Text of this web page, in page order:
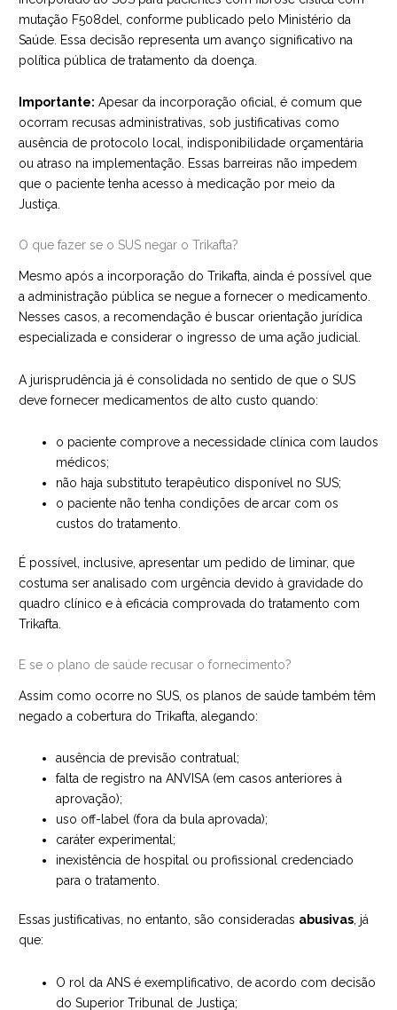
mutação F508del, conforme publicado pelo Ministério da
Saúde. Essa decisão representa um avanço significativo na
política pública de tratamento da doença.
Importante: Apesar da incorporação oficial, é comum que
ocorram recusas administrativas, sob justificativas como
ausência de protocolo local, indisponibilidade orçamentária
ou atraso na implementação. Essas barreiras não impedem
que o paciente tenha acesso à medicação por meio da
Justiça.
O que fazer se o SUS negar o Trikafta?
Mesmo após a incorporação do Trikafta, ainda é possível que
a administração pública se negue a fornecer o medicamento.
Nesses casos, a recomendação é buscar orientação jurídica
especializada e considerar o ingresso de uma ação judicial.
A jurisprudência já é consolidada no sentido de que o SUS
deve fornecer medicamentos de alto custo quando:
o paciente comprove a necessidade clínica com laudos
médicos;
não haja substituto terapêutico disponível no SUS;
o paciente não tenha condições de arcar com os
custos do tratamento.
É possível, inclusive, apresentar um pedido de liminar, que
costuma ser analisado com urgência devido à gravidade do
quadro clínico e à eficácia comprovada do tratamento com
Trikafta.
E se o plano de saúde recusar o fornecimento?
Assim como ocorre no SUS, os planos de saúde também têm
negado a cobertura do Trikafta, alegando:
ausência de previsão contratual;
falta de registro na ANVISA (em casos anteriores à
aprovação);
uso off-label (fora da bula aprovada);
caráter experimental;
inexistência de hospital ou profissional credenciado
para o tratamento.
Essas justificativas, no entanto, são consideradas abusivas, já
que:
O rol da ANS é exemplificativo, de acordo com decisão
do Superior Tribunal de Justiça;